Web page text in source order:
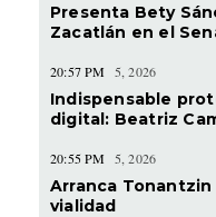
Presenta Bety
Zacatlán en el
20:57 PM 5, 2026
Indispensable
digital: Beatriz
20:55 PM 5, 2026
Arranca
vialidad